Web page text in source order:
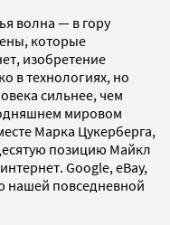
волна — в гору
которые
изобретение
в технологиях, но
сильнее, чем
мировом
Марка Цукерберга,
позицию Майкл
Google, eBay,
нашей повседневной